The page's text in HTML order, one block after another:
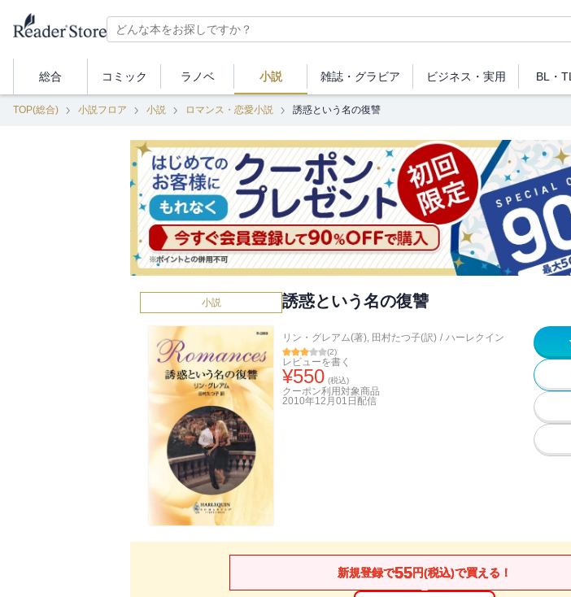
総合 コミック ラノベ 小説 雑誌・ グラビア ビジネス ・実用 BL・TL
TOP(総合) 小説フロア 小説 ロマンス・恋愛小説 誘惑という名の復讐
小説 誘惑という名の復讐
リン・グレアム(著), 田村たつ子(訳) / ハーレクイン
(2)
レビューを書く
¥550 (税込)
クーポン利用対象商品
2010年12月01日 配信
新規登録で55円(税込)で買える！